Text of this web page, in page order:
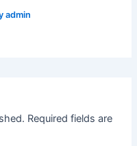
admin
Required fields are